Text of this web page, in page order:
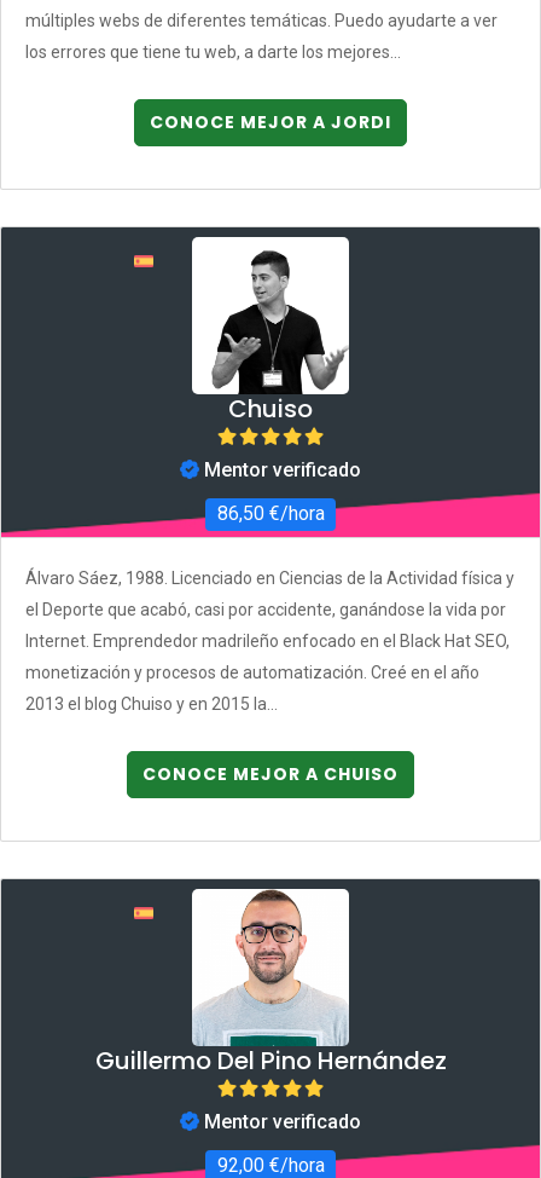
múltiples webs de diferentes temáticas. Puedo ayudarte a ver
los errores que tiene tu web, a darte los mejores...
CONOCE MEJOR A JORDI
Chuiso
Mentor verificado
86,50 €/hora
Álvaro Sáez, 1988. Licenciado en Ciencias de la Actividad física y
el Deporte que acabó, casi por accidente, ganándose la vida por
Internet. Emprendedor madrileño enfocado en el Black Hat SEO,
monetización y procesos de automatización. Creé en el año
2013 el blog Chuiso y en 2015 la...
CONOCE MEJOR A CHUISO
Guillermo Del Pino Hernández
Mentor verificado
92,00 €/hora